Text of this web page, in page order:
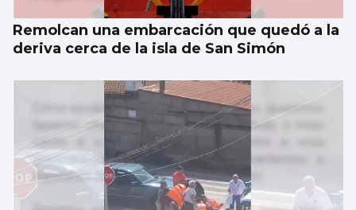
Remolcan una embarcación que quedó a la
deriva cerca de la isla de San Simón